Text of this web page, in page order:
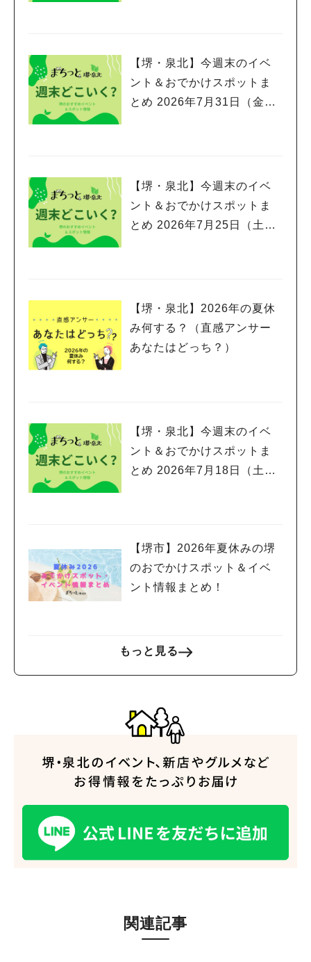
【堺・泉北】今週末のイベ
ント＆おでかけスポットま
とめ 2026年7月31日（金）
【堺・泉北】今週末のイベ
ント＆おでかけスポットま
とめ 2026年7月25日（土）
【堺・泉北】2026年の夏休
み何する？（直感アンサー
あなたはどっち？）
【堺・泉北】今週末のイベ
ント＆おでかけスポットま
とめ 2026年7月18日（土）
【堺市】2026年夏休みの堺
のおでかけスポット＆イベ
ント情報まとめ！
もっと見る
関連記事
人気のキーワード
#泉ヶ丘駅#栂・美木多駅 #光明池駅 #なかもず駅 #深井駅 #ランチ
#あなたはどっち？